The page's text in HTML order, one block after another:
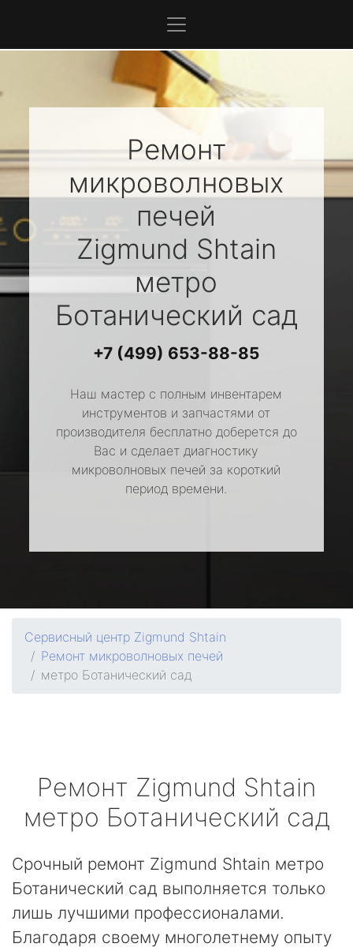
Ремонт
микроволновых
печей
Zigmund Shtain
метро
Ботанический сад
+7 (499) 653-88-85
Наш мастер с полным инвентарем
инструментов и запчастями от
производителя бесплатно доберется до
Вас и сделает диагностику
микроволновых печей за короткий
период времени.
Сервисный центр Zigmund Shtain
Ремонт микроволновых печей
метро Ботанический сад
Ремонт Zigmund Shtain
метро Ботанический сад
Срочный ремонт Zigmund Shtain метро
Ботанический сад выполняется только
лишь лучшими профессионалами.
Благодаря своему многолетнему опыту